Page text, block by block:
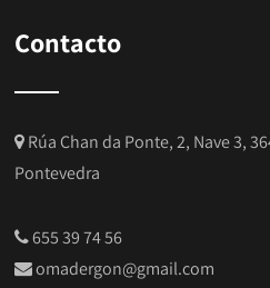
Contacto
Rúa Chan da Ponte, 2, Nave 3,
Pontevedra
655 39 74 56
omadergon@gmail.com